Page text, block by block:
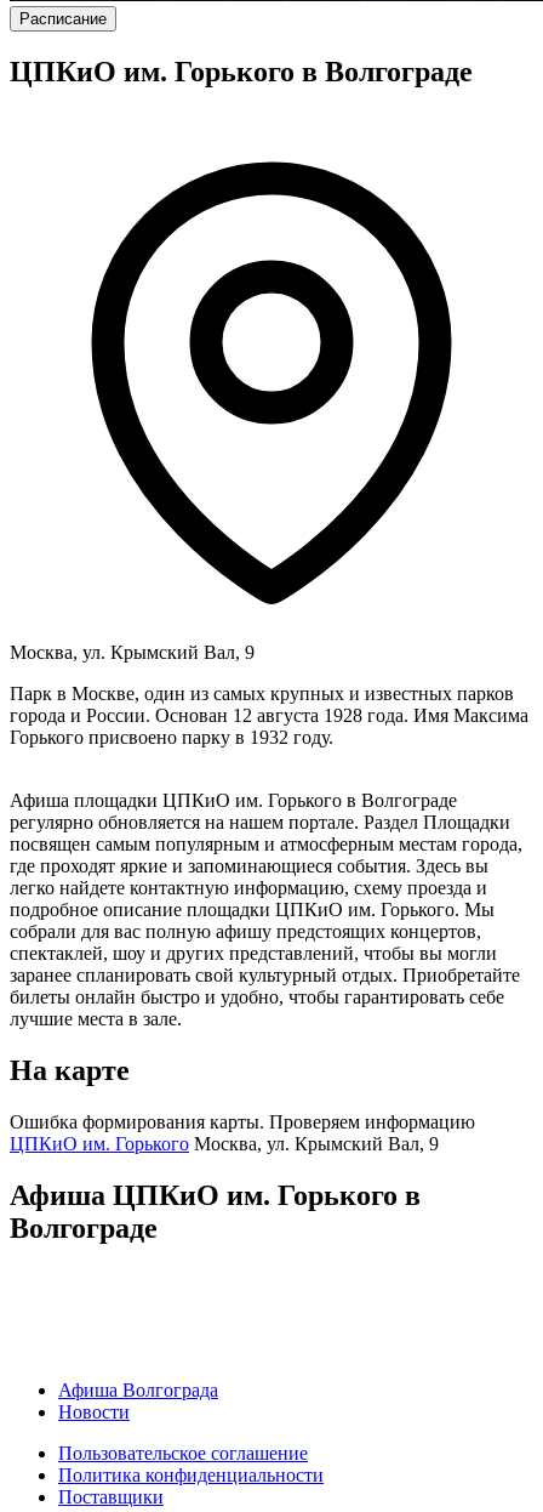
Расписание
ЦПКиО им. Горького в Волгограде
Москва, ул. Крымский Вал, 9
Парк в Москве, один из самых крупных и известных парков
города и России. Основан 12 августа 1928 года. Имя Максима
Горького присвоено парку в 1932 году.
Афиша площадки ЦПКиО им. Горького в Волгограде
регулярно обновляется на нашем портале. Раздел Площадки
посвящен самым популярным и атмосферным местам города,
где проходят яркие и запоминающиеся события. Здесь вы
легко найдете контактную информацию, схему проезда и
подробное описание площадки ЦПКиО им. Горького. Мы
собрали для вас полную афишу предстоящих концертов,
спектаклей, шоу и других представлений, чтобы вы могли
заранее спланировать свой культурный отдых. Приобретайте
билеты онлайн быстро и удобно, чтобы гарантировать себе
лучшие места в зале.
На карте
Ошибка формирования карты. Проверяем информацию
ЦПКиО им. Горького Москва, ул. Крымский Вал, 9
Афиша ЦПКиО им. Горького в
Волгограде
Афиша Волгограда
Новости
Пользовательское соглашение
Политика конфиденциальности
Поставщики